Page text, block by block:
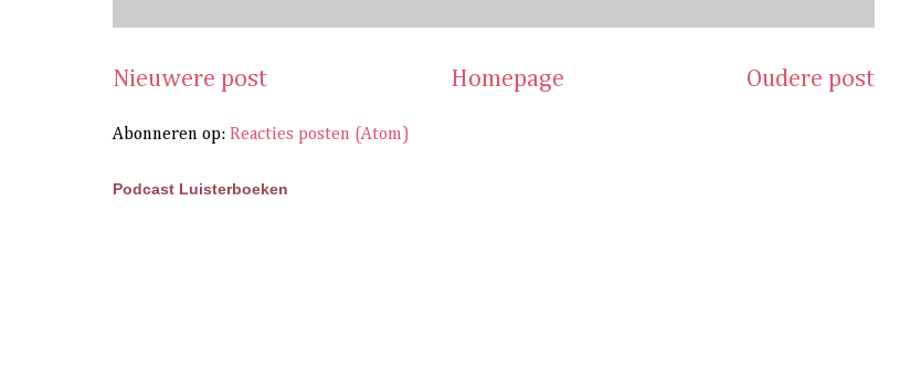
Nieuwere post Oudere post
Homepage
Abonneren op: Reacties posten (Atom)
Podcast Luisterboeken